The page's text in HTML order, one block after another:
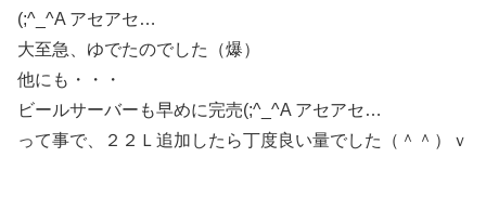
(;^_^A アセアセ…
大至急、ゆでたのでした（爆）
他にも・・・
ビールサーバーも早めに完売(;^_^A アセアセ…
って事で、２２Ｌ追加したら丁度良い量でした（＾＾）ｖ